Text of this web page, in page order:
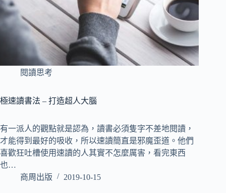
閱讀思考
極速讀書法 – 打造超人大腦
有一派人的觀點就是認為，讀書必須隻字不差地閱讀，
才能得到最好的吸收，所以速讀簡直是邪魔歪道。他們
喜歡狂吐槽使用速讀的人其實不怎麼厲害，看完東西
也…
商周出版
2019-10-15